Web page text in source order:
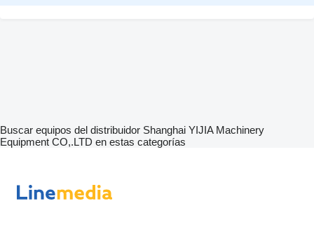
Buscar equipos del distribuidor Shanghai YIJIA Machinery
Equipment CO,.LTD en estas categorías